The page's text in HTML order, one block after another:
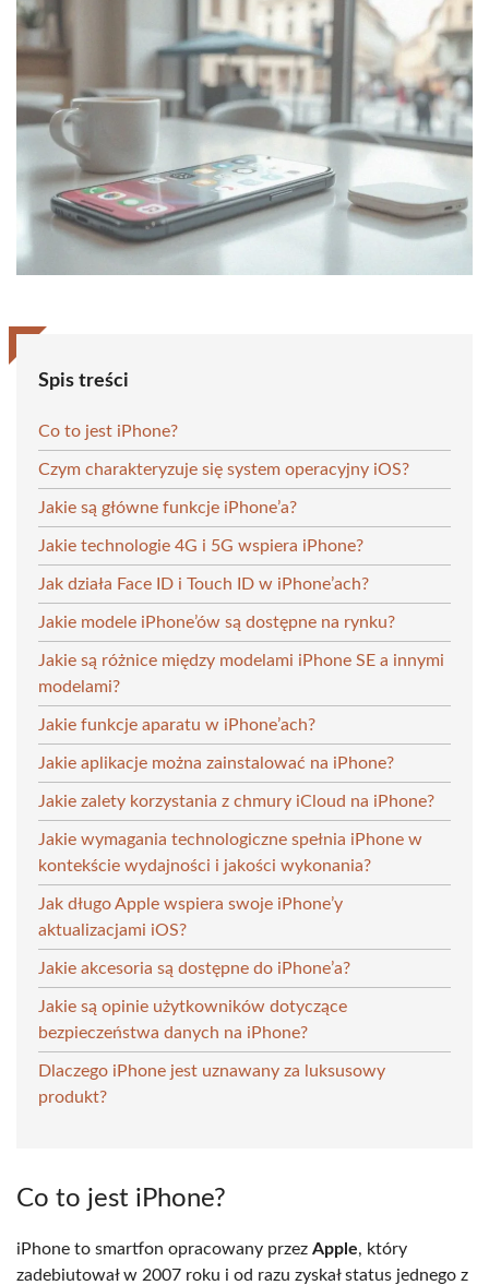
Spis treści
Co to jest iPhone?
Czym charakteryzuje się system operacyjny iOS?
Jakie są główne funkcje iPhone’a?
Jakie technologie 4G i 5G wspiera iPhone?
Jak działa Face ID i Touch ID w iPhone’ach?
Jakie modele iPhone’ów są dostępne na rynku?
Jakie są różnice między modelami iPhone SE a innymi
modelami?
Jakie funkcje aparatu w iPhone’ach?
Jakie aplikacje można zainstalować na iPhone?
Jakie zalety korzystania z chmury iCloud na iPhone?
Jakie wymagania technologiczne spełnia iPhone w
kontekście wydajności i jakości wykonania?
Jak długo Apple wspiera swoje iPhone’y
aktualizacjami iOS?
Jakie akcesoria są dostępne do iPhone’a?
Jakie są opinie użytkowników dotyczące
bezpieczeństwa danych na iPhone?
Dlaczego iPhone jest uznawany za luksusowy
produkt?
Co to jest iPhone?
iPhone to smartfon opracowany przez Apple, który
zadebiutował w 2007 roku i od razu zyskał status jednego z